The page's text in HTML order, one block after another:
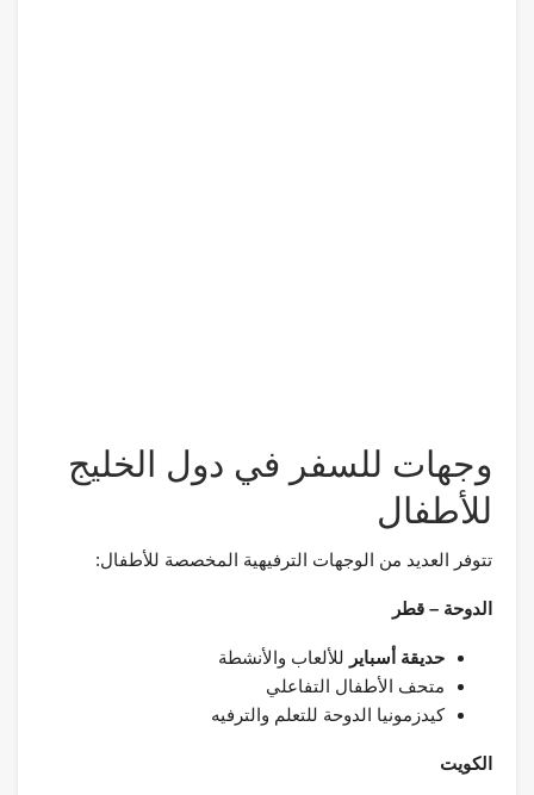
وجهات للسفر في دول الخليج
للأطفال
تتوفر العديد من الوجهات الترفيهية المخصصة للأطفال:
الدوحة – قطر
حديقة أسباير للألعاب والأنشطة
متحف الأطفال التفاعلي
كيدزمونيا الدوحة للتعلم والترفيه
الكويت